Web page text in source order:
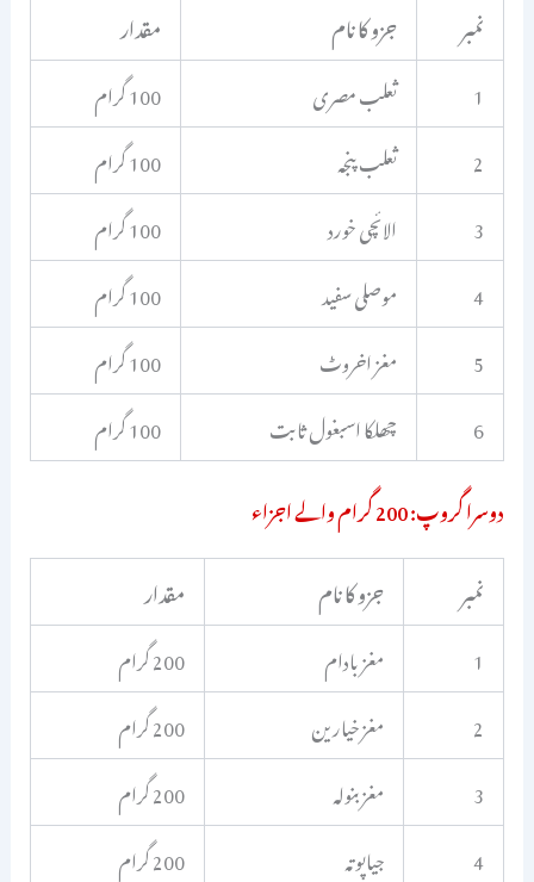
نمبر
جزو کا نام
مقدار
1
ثعلب مصری
100 گرام
2
ثعلب پنجہ
100 گرام
3
الائچی خورد
100 گرام
4
موصلی سفید
100 گرام
5
مغز اخروٹ
100 گرام
6
چھلکا اسبغول ثابت
100 گرام
دوسرا گروپ: 200 گرام والے اجزاء
نمبر
جزو کا نام
مقدار
1
مغز بادام
200 گرام
2
مغز خیارین
200 گرام
3
مغز بنولہ
200 گرام
4
جیاپوتہ 200 گرام